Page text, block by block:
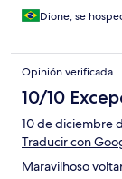
Dione, se
Opinión verificada
10/10
10 de diciembre
Traducir con
Maravilhoso